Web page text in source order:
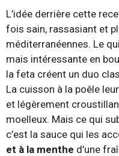
L’idée derrière cette
fois sain, rassasiant et
méditerranéennes. Le
mais intéressante en
la feta créent un duo
La cuisson à la poêle
et légèrement
moelleux. Mais ce qui
c’est la sauce qui les
et à la menthe d’une